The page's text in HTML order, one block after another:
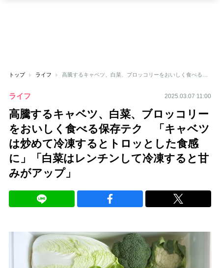
トップ ライフ
ライフ 2025.03.07 11:00
高騰するキャベツ、白菜、ブロッコリー
をおいしく食べる保存テク 「キャベツ
は炒めて冷凍するとトロッとした食感
に」「白菜はレンチンして冷凍すると甘
みがアップ」